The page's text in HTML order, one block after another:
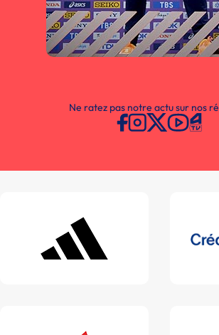
Ne ratez pas notre actu sur nos